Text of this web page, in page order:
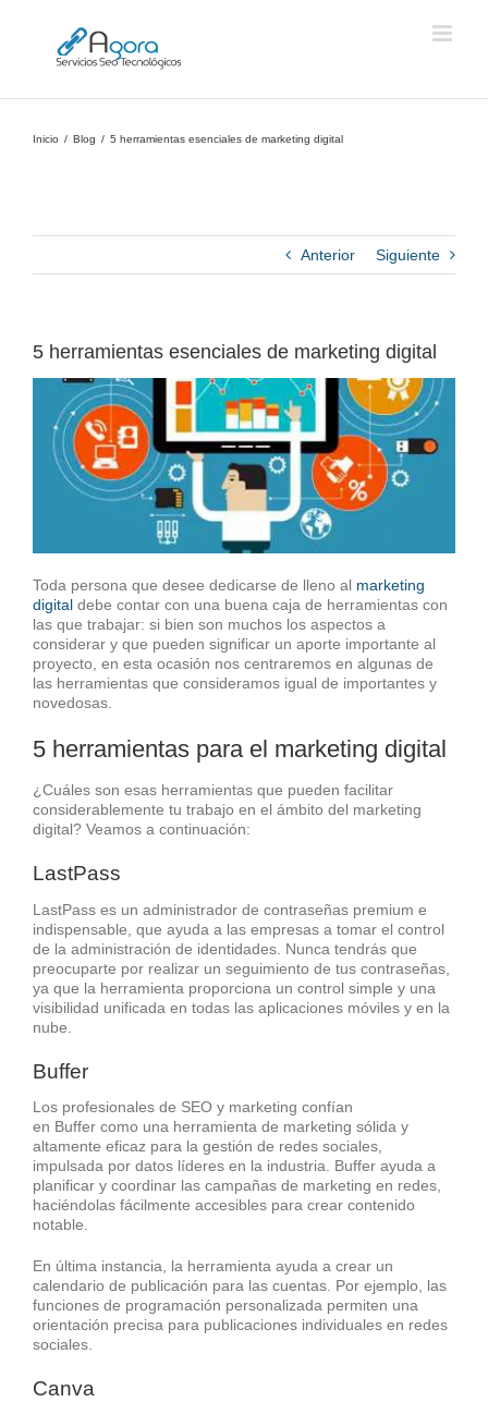
contenido
Inicio Blog 5 herramientas esenciales de marketing digital
Anterior Siguiente
5 herramientas esenciales de marketing digital
Toda persona que desee dedicarse de lleno al marketing
digitaldebe contar con una buena caja de herramientas con
las que trabajar: si bien son muchos los aspectos a
considerar y que pueden significar un aporte importante al
proyecto, en esta ocasión nos centraremos en algunas de
las herramientas que consideramos igual de importantes y
novedosas.
5 herramientas para el marketing digital
¿Cuáles son esas herramientas que pueden facilitar
considerablemente tu trabajo en el ámbito del marketing
digital? Veamos a continuación:
LastPass
LastPass es un administrador de contraseñas premium e
indispensable, que ayuda a las empresas a tomar el control
de la administración de identidades. Nunca tendrás que
preocuparte por realizar un seguimiento de tus contraseñas,
ya que la herramienta proporciona un control simple y una
visibilidad unificada en todas las aplicaciones móviles y en la
nube.
Buffer
Los profesionales de SEO y marketing confían
en Buffer como una herramienta de marketing sólida y
altamente eficaz para la gestión de redes sociales,
impulsada por datos líderes en la industria. Buffer ayuda a
planificar y coordinar las campañas de marketing en redes,
haciéndolas fácilmente accesibles para crear contenido
notable.
En última instancia, la herramienta ayuda a crear un
calendario de publicación para las cuentas. Por ejemplo, las
funciones de programación personalizada permiten una
orientación precisa para publicaciones individuales en redes
sociales.
Canva